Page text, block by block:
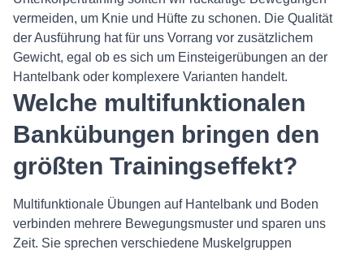
vermeiden, um Knie und Hüfte zu schonen. Die Qualität
der Ausführung hat für uns Vorrang vor zusätzlichem
Gewicht, egal ob es sich um Einsteigerübungen an der
Hantelbank oder komplexere Varianten handelt.
Welche multifunktionalen
Bankübungen bringen den
größten Trainingseffekt?
Multifunktionale Übungen auf Hantelbank und Boden
verbinden mehrere Bewegungsmuster und sparen uns
Zeit. Sie sprechen verschiedene Muskelgruppen